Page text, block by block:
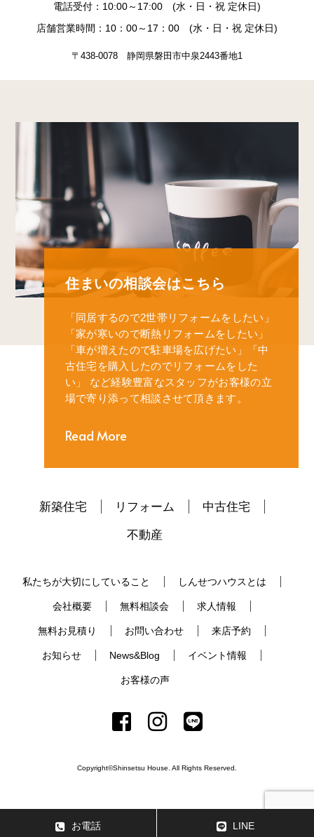
電話受付：10:00～17:00 (水・日・祝 定休日)
店舗営業時間：10：00～17：00 (水・日・祝 定休日)
〒438-0078 静岡県磐田市中泉2443番地1
住まいの相談会はこちら
「同居するので2世帯リフォームをしたい」
「家が寒いので断熱リフォームをしたい」
「車が増えたので駐車場を広げたい」
「中
古住宅を購入したのでリフォームをした
い」
など経験豊富なスタッフがお客様の立
場で寄り添って相談させて頂きます。
Read More
新築住宅 リフォーム
中古住宅
不動産
私たちが大切にしていること しんせつハウスとは
会社概要 無料相談会 求人情報
無料お見積り お問い合わせ 来店予約
お知らせ News&Blog イベント情報
お客様の声
Copyright©Shinsetsu House. All Rights Reserved.
お電話 LINE